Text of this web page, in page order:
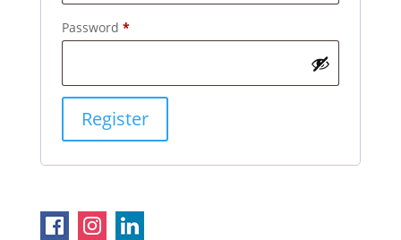
Password *Required
Register